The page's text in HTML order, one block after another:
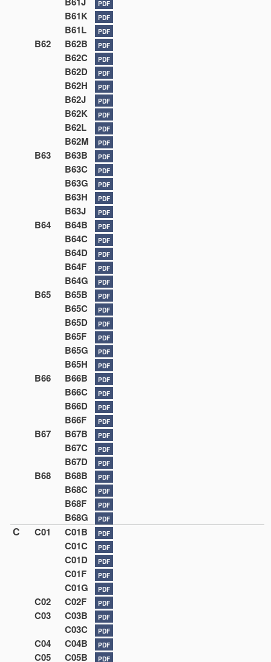
PDF
B61K PDF
B61L PDF
B62 B62B PDF
B62C PDF
B62D PDF
B62H PDF
B62J PDF
B62K PDF
B62L PDF
B62M PDF
B63 B63B PDF
B63C PDF
B63G PDF
B63H PDF
B63J PDF
B64 B64B PDF
B64C PDF
B64D PDF
B64F PDF
B64G PDF
B65 B65B PDF
B65C PDF
B65D PDF
B65F PDF
B65G PDF
B65H PDF
B66 B66B PDF
B66C PDF
B66D PDF
B66F PDF
B67 B67B PDF
B67C PDF
B67D PDF
B68 B68B PDF
B68C PDF
B68F PDF
B68G PDF
C C01 C01B PDF
C01C PDF
C01D PDF
C01F PDF
C01G PDF
C02 C02F PDF
C03 C03B PDF
C03C PDF
C04 C04B PDF
C05 C05B PDF